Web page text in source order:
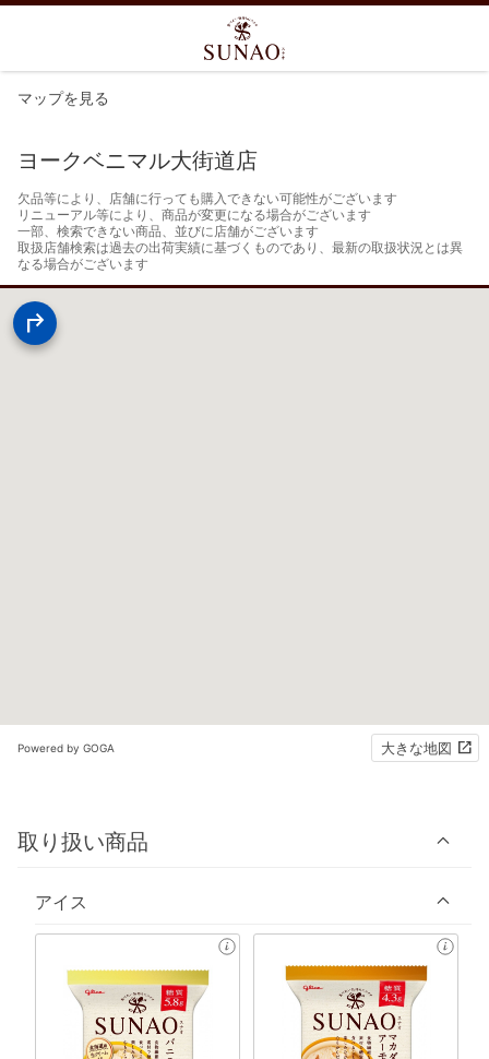
マップを見る
ヨークベニマル大街道店
欠品等により、店舗に行っても購入できない可能性がございます
リニューアル等により、商品が変更になる場合がございます
一部、検索できない商品、並びに店舗がございます
取扱店舗検索は過去の出荷実績に基づくものであり、最新の取扱状況とは異
なる場合がございます
Powered by GOGA 大きな地図
取り扱い商品
アイス